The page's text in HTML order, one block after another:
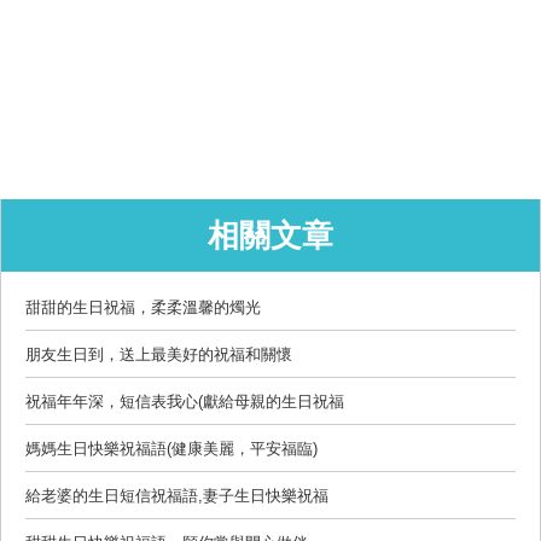
相關文章
甜甜的生日祝福，柔柔溫馨的燭光
朋友生日到，送上最美好的祝福和關懷
祝福年年深，短信表我心(獻給母親的生日祝福
媽媽生日快樂祝福語(健康美麗，平安福臨)
給老婆的生日短信祝福語,妻子生日快樂祝福